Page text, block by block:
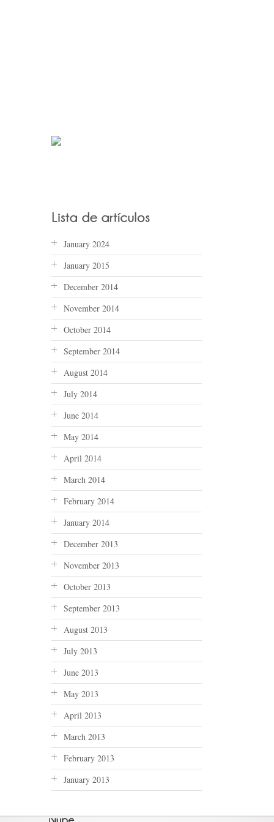
January 2024
January 2015
December 2014
November 2014
October 2014
September 2014
August 2014
July 2014
June 2014
May 2014
April 2014
March 2014
February 2014
January 2014
December 2013
November 2013
October 2013
September 2013
August 2013
July 2013
June 2013
May 2013
April 2013
March 2013
February 2013
January 2013